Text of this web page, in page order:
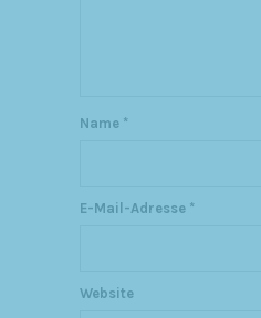
Name *
E-Mail-Adresse *
Website